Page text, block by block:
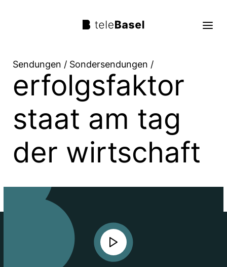
Live TV
Sendungen
TV Programm
Über uns
Trag mit!
Sendungen / Sondersendungen /
erfolgsfaktor
staat am tag
der wirtschaft